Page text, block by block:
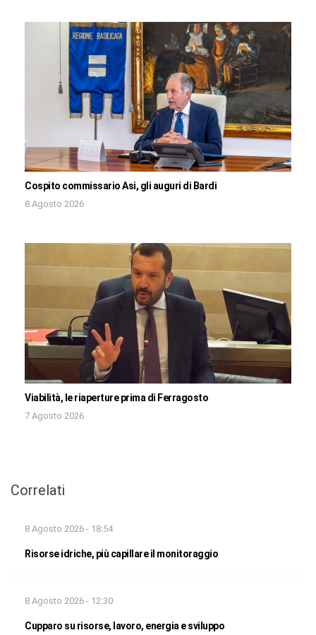
Cospito commissario Asi, gli auguri di Bardi
8 Agosto 2026
Viabilità, le riaperture prima di Ferragosto
7 Agosto 2026
Correlati
8 Agosto 2026 - 18:54
Risorse idriche, più capillare il monitoraggio
8 Agosto 2026 - 12:30
Cupparo su risorse, lavoro, energia e sviluppo